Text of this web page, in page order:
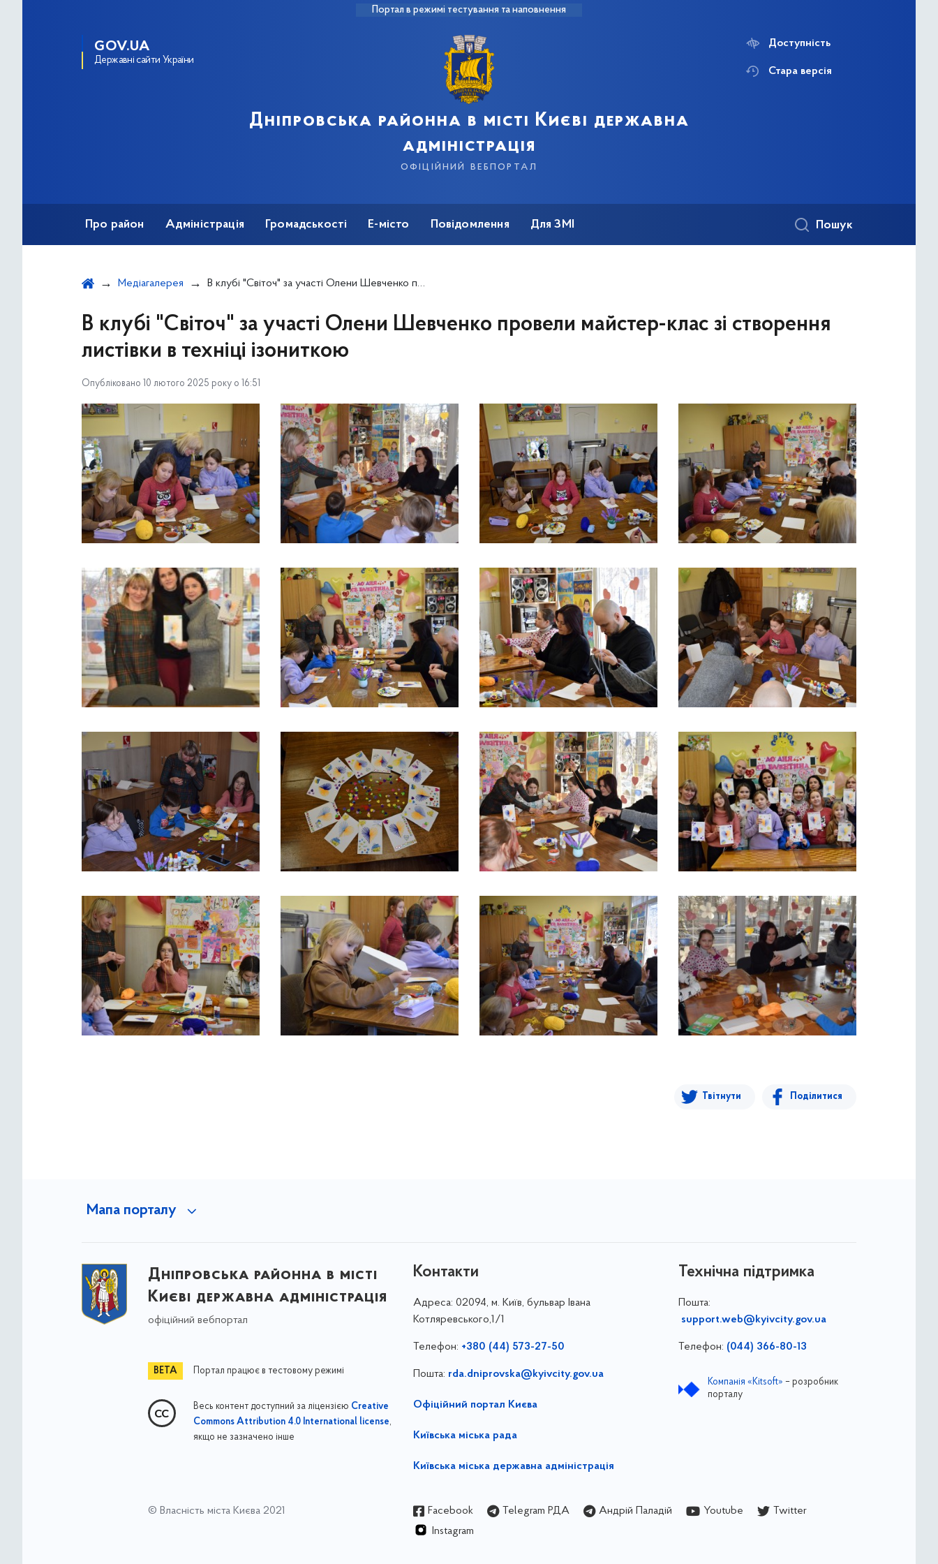
Портал в режимі тестування та наповнення
GOV.UA
Державні сайти України
Дніпровська районна в місті Києві державна
адміністрація
офіційний вебпортал
Доступність
Стара версія
Про район Адміністрація Громадськості Е-місто Повідомлення Для ЗМІ Пошук
Медіагалерея В клубі "Світоч" за участі Олени Шевченко провели майстер-клас зі створення листівки в техніці ізониткою
В клубі "Світоч" за участі Олени Шевченко провели майстер-клас зі створення
листівки в техніці ізониткою
Опубліковано 10 лютого 2025 року о 16:51
Твітнути Поділитися
Мапа порталу
Дніпровська районна в місті
Києві державна адміністрація
офіційний вебпортал
Портал працює в тестовому режимі
Весь контент доступний за ліцензією Creative
Commons Attribution 4.0 International license,
якщо не зазначено інше
Контакти
Адреса: 02094, м. Київ, бульвар Івана
Котляревського,1/1
Телефон: +380 (44) 573-27-50
Пошта: rda.dniprovska@kyivcity.gov.ua
Офіційний портал Києва
Київська міська рада
Київська міська державна адміністрація
Технічна підтримка
Пошта:
support.web@kyivcity.gov.ua
Телефон: (044) 366-80-13
Компанія «Kitsoft» – розробник
порталу
© Власність міста Києва 2021 Facebook Telegram РДА Андрій Паладій Youtube
Twitter
Instagram